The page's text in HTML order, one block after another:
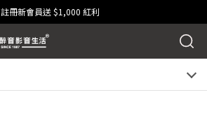
註冊新會員送 $1,000 紅利